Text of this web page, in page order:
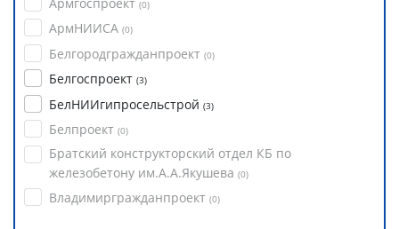
(0)
АрмНИИСА (0)
Белгородгражданпроект (0)
Белгоспроект (3)
БелНИИгипросельстрой (3)
Белпроект (0)
Братский конструкторский отдел КБ по
железобетону им.А.А.Якушева (0)
Владимиргражданпроект (0)